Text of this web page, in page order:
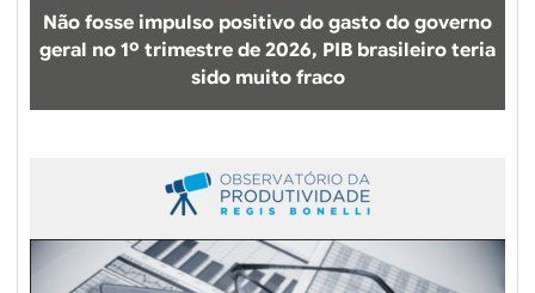
Não fosse impulso positivo do gasto do governo
geral no 1º trimestre de 2026, PIB brasileiro teria
sido muito fraco